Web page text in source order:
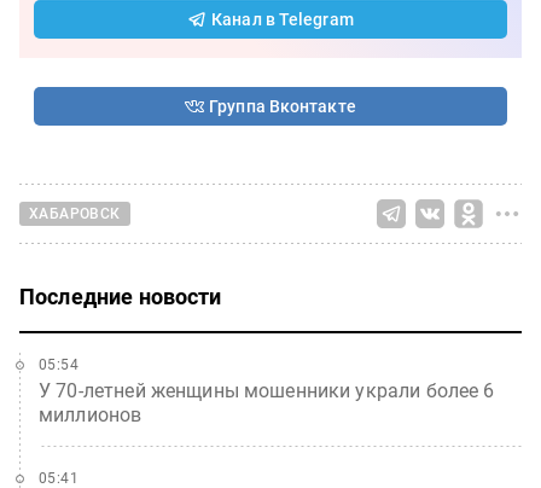
Канал в Telegram
Группа Вконтакте
ХАБАРОВСК
Последние новости
У 70-летней женщины мошенники украли более 6
миллионов
05:54
05:41